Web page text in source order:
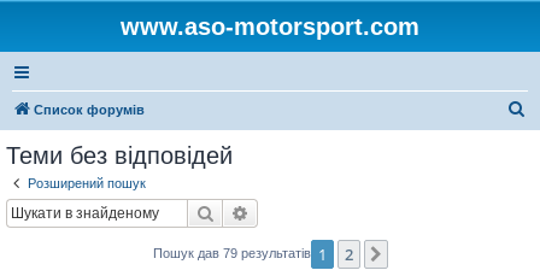
www.aso-motorsport.com
Список форумів
Теми без відповідей
Розширений пошук
Пошук
Пошук дав 79 результатів 1 2